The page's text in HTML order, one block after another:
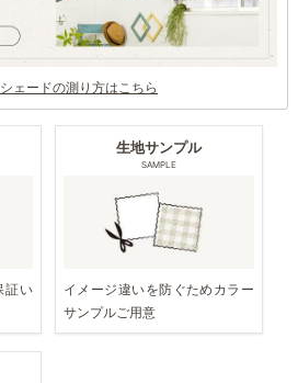
ェードの測り方はこちら
証い
生地サンプル
SAMPLE
イメージ違いを防ぐためカラー
サンプルご用意